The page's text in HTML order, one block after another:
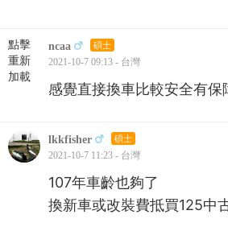
點擊
重新
加載
ncaa 碩士
2021-10-7 09:13 - 台灣
感覺直接換車比較安全有保
lkkfisher 碩士
2021-10-7 11:23 - 台灣
107年車齡也夠了
換新車或改裝費抵買125中